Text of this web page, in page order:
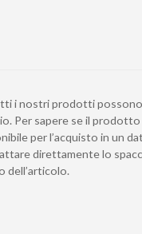
i nostri prodotti
Per sapere se il prodotto
per l’acquisto in un
direttamente lo
dell’articolo.